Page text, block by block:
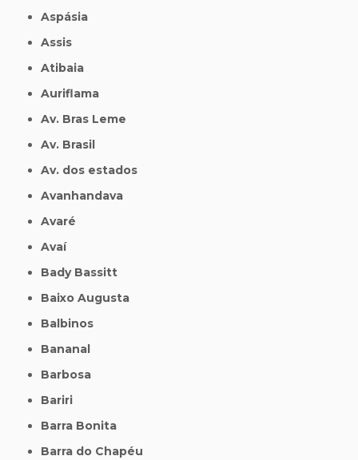
Aspásia
Assis
Atibaia
Auriflama
Av. Bras Leme
Av. Brasil
Av. dos estados
Avanhandava
Avaré
Avaí
Bady Bassitt
Baixo Augusta
Balbinos
Bananal
Barbosa
Bariri
Barra Bonita
Barra do Chapéu